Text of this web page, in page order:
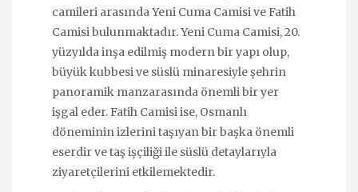
camileri arasında Yeni Cuma Camisi ve Fatih
Camisi bulunmaktadır. Yeni Cuma Camisi, 20.
yüzyılda inşa edilmiş modern bir yapı olup,
büyük kubbesi ve süslü minaresiyle şehrin
panoramik manzarasında önemli bir yer
işgal eder. Fatih Camisi ise, Osmanlı
döneminin izlerini taşıyan bir başka önemli
eserdir ve taş işçiliği ile süslü detaylarıyla
ziyaretçilerini etkilemektedir.